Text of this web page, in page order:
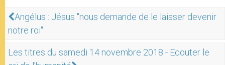
Angélus : Jésus "nous demande de le laisser devenir
notre roi"
Les titres du samedi 14 novembre 2018 - Ecouter le